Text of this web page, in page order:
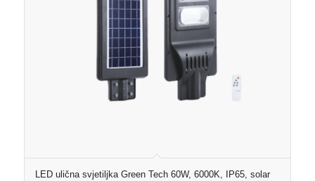
LED ulična svjetiljka Green Tech 60W, 6000K, IP65, solar